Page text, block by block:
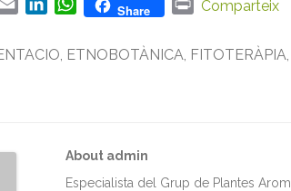
a
n
a
p
Share
i
Comparteix
, ETNOBOTÀNICA, FITOTERÀPIA,
About admin
Especialista del Grup de Plantes